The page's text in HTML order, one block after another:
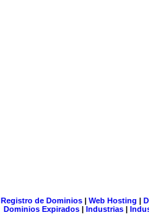
Registro de Dominios| Web Hosting |
Dominios Expirados | Industrias |